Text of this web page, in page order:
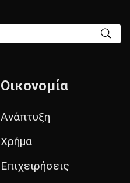
Οικονομία
Ανάπτυξη
Χρήμα
Επιχειρήσεις